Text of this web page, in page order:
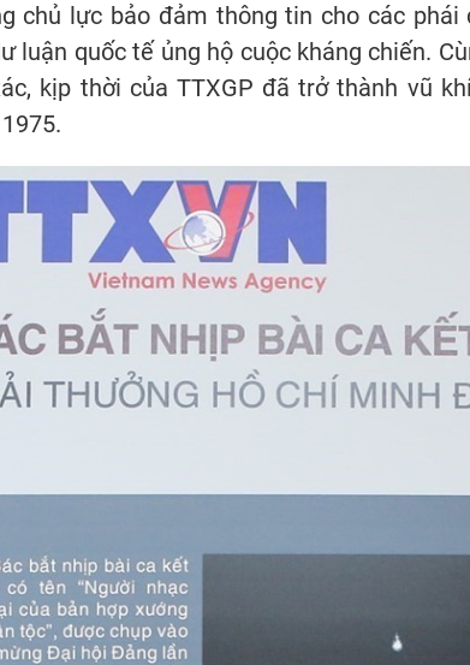
chủ lực bảo đảm thông tin cho các
luận quốc tế ủng hộ cuộc kháng chiến.
kịp thời của TTXGP đã trở thành vũ